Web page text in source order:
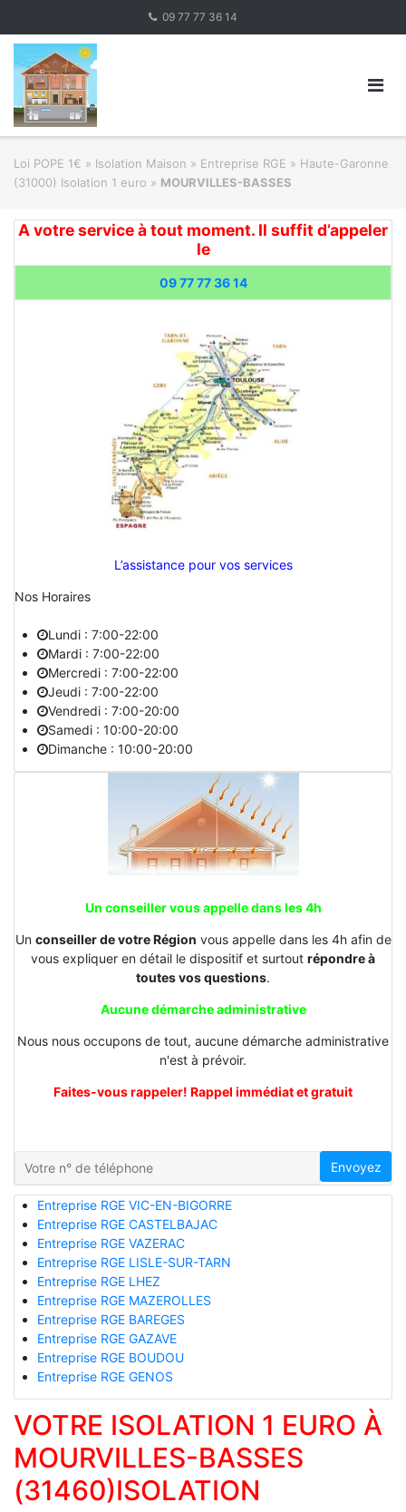
content
09 77 77 36 14
Loi POPE 1€ » Isolation Maison » Entreprise RGE » Haute-Garonne
(31000) Isolation 1 euro » MOURVILLES-BASSES
A votre service à tout moment. Il suffit d’appeler
le
09 77 77 36 14
L’assistance pour vos services
Nos Horaires
Lundi : 7:00-22:00
Mardi : 7:00-22:00
Mercredi : 7:00-22:00
Jeudi : 7:00-22:00
Vendredi : 7:00-20:00
Samedi : 10:00-20:00
Dimanche : 10:00-20:00
Un conseiller vous appelle dans les 4h
Un conseiller de votre Région vous appelle dans les 4h afin de
vous expliquer en détail le dispositif et surtout répondre à
toutes vos questions.
Aucune démarche administrative
Nous nous occupons de tout, aucune démarche administrative
n'est à prévoir.
Faites-vous rappeler! Rappel immédiat et gratuit
Envoyez
Entreprise RGE VIC-EN-BIGORRE
Entreprise RGE CASTELBAJAC
Entreprise RGE VAZERAC
Entreprise RGE LISLE-SUR-TARN
Entreprise RGE LHEZ
Entreprise RGE MAZEROLLES
Entreprise RGE BAREGES
Entreprise RGE GAZAVE
Entreprise RGE BOUDOU
Entreprise RGE GENOS
VOTRE ISOLATION 1 EURO À
MOURVILLES-BASSES
(31460)ISOLATION